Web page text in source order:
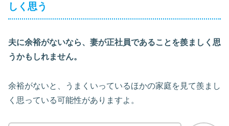
しく思う
夫に余裕がないなら、妻が正社員であることを羨ましく思
うかもしれません。
余裕がないと、うまくいっているほかの家庭を見て羨まし
く思っている可能性がありますよ。